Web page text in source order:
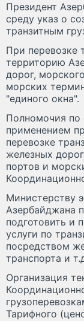
Президент
среду указ о
транзитным
При перевозке
территорию
дорог,
морских
"единого окна".
Полномочия по
применением
перевозке
железных
портов и
Министерству
Азербайджана
подготовить и
услуги по
посредством
транспорта и
Организация
Тарифного